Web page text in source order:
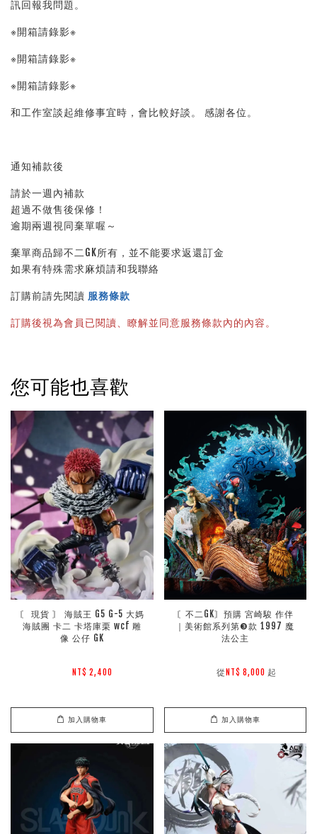
訊回報我問題。
※開箱請錄影※
※開箱請錄影※
※開箱請錄影※
和工作室談起維修事宜時，會比較好談。 感謝各位。
通知補款後
請於一週內補款
超過不做售後保修！
逾期兩週視同棄單喔～
棄單商品歸不二GK所有，並不能要求返還訂金
如果有特殊需求麻煩請和我聯絡
訂購前請先閱讀 服務條款
訂購後視為會員已閱讀、瞭解並同意服務條款內的內容。
您可能也喜歡
〘 現貨 〙 海賊王 G5 G-5 大媽
海賊團 卡二 卡塔庫栗 wcf 雕
像 公仔 GK
NT$ 2,400
加入購物車
〘不二GK〙預購 宮崎駿 作伴
｜美術館系列第❸款 1997 魔
法公主
        從
NT$ 8,000 起
加入購物車